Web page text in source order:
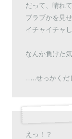
だって、晴れ
ブラブかを見
イチャイチャ
なんか負けた
……せっかくだ
えっ！？